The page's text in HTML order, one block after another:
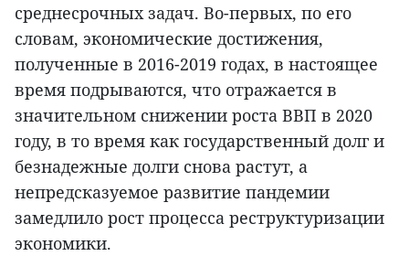
среднесрочных задач. Во-первых, по его
словам, экономические достижения,
полученные в 2016-2019 годах, в настоящее
время подрываются, что отражается в
значительном снижении роста ВВП в 2020
году, в то время как государственный долг и
безнадежные долги снова растут, а
непредсказуемое развитие пандемии
замедлило рост процесса реструктуризации
экономики.